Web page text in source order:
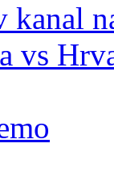
kanal
vs